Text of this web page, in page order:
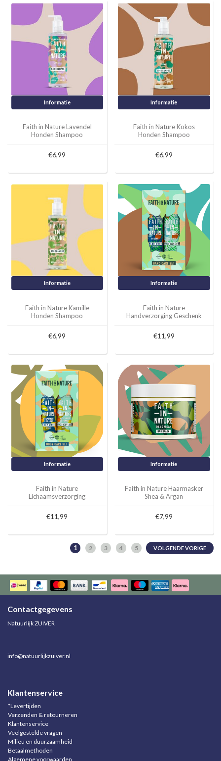
Informatie
Faith in Nature Lavendel
Honden Shampoo
€6,99
Informatie
Faith in Nature Kokos
Honden Shampoo
€6,99
Informatie
Faith in Nature Kamille
Honden Shampoo
€6,99
Informatie
Faith in Nature
Handverzorging Geschenk
€11,99
Informatie
Faith in Nature
Lichaamsverzorging
Orange
€11,99
Informatie
Faith in Nature Haarmasker
Shea & Argan
€7,99
1 2 3 4 5 VOLGENDE VORIGE
Contactgegevens
Natuurlijk ZUIVER
info@natuurlijkzuiver.nl
Klantenservice
*Levertijden
Verzenden & retourneren
Klantenservice
Veelgestelde vragen
Milieu en duurzaamheid
Betaalmethoden
Algemene voorwaarden